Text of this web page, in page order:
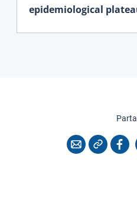
epidemiological
CourrielCopier